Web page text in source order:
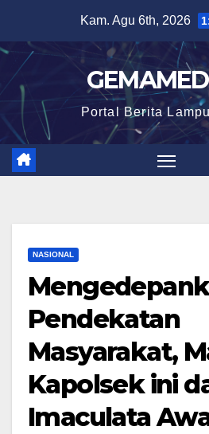
content
Kam. Agu 6th, 2026
Portal Berita
NASIONAL
Pendekatan
Masyarakat,
Kapolsek ini
Imaculata